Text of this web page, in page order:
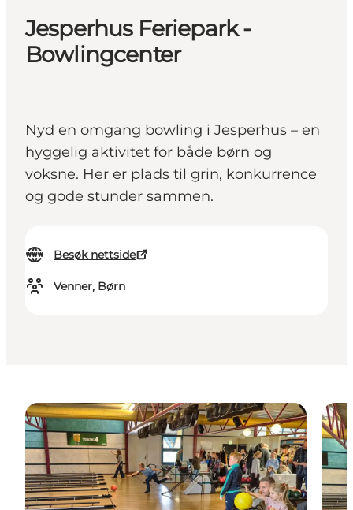
Jesperhus Feriepark -
Bowlingcenter
Nyd en omgang bowling i Jesperhus – en
hyggelig aktivitet for både børn og
voksne. Her er plads til grin, konkurrence
og gode stunder sammen.
Besøk nettside
Venner, Børn